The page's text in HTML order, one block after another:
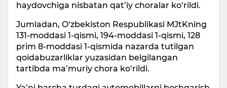
haydovchiga nisbatan qat’iy choralar ko‘rildi.
Jumladan, O‘zbekiston Respublikasi MJtKning
131-moddasi 1-qismi, 194-moddasi 1-qismi, 128
prim 8-moddasi 1-qismida nazarda tutilgan
qoidabuzarliklar yuzasidan belgilangan
tartibda ma’muriy chora ko‘rildi.